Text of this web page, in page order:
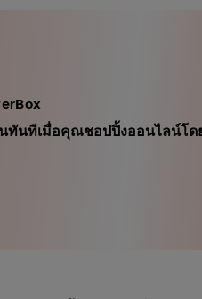
นทันทีเมื่อคุณชอปปิ้งออนไลน์โด